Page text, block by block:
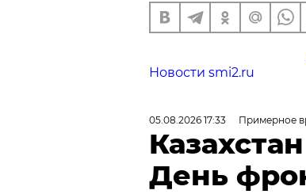
Новости smi2.ru
05.08.2026 17:33 Примерное
День